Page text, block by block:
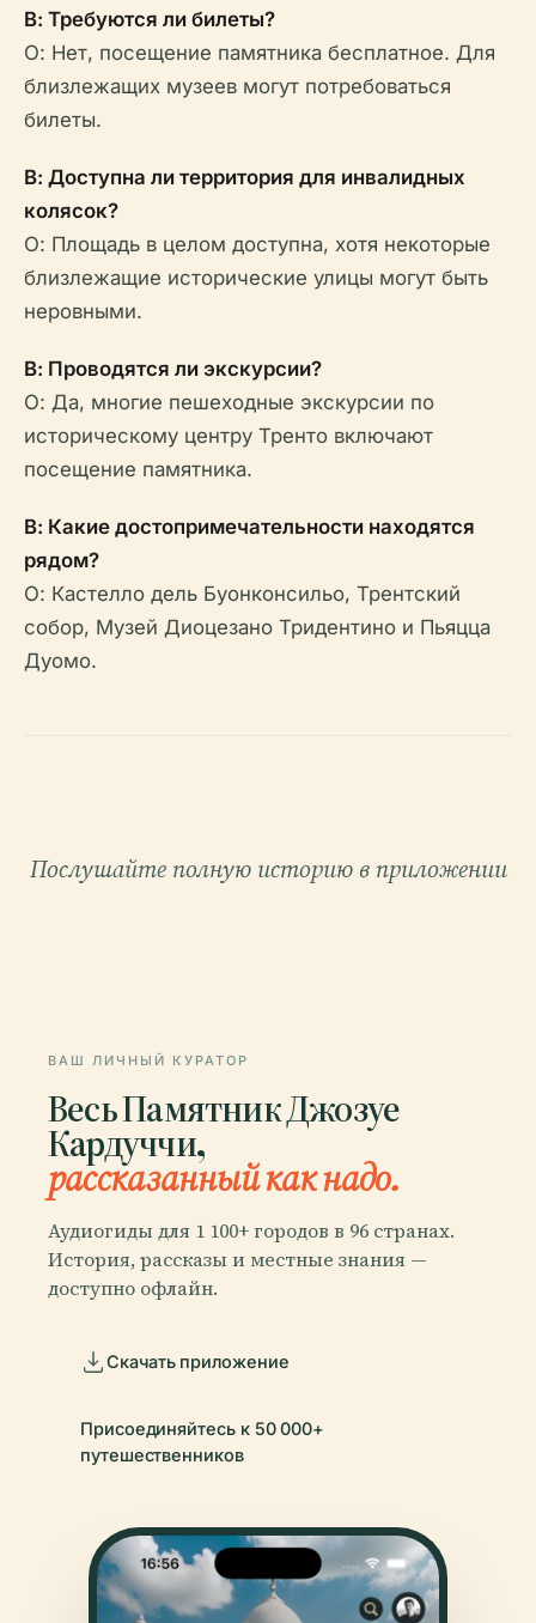
В: Требуются ли билеты?
О: Нет, посещение памятника бесплатное. Для
близлежащих музеев могут потребоваться
билеты.
В: Доступна ли территория для инвалидных
колясок?
О: Площадь в целом доступна, хотя некоторые
близлежащие исторические улицы могут быть
неровными.
В: Проводятся ли экскурсии?
О: Да, многие пешеходные экскурсии по
историческому центру Тренто включают
посещение памятника.
В: Какие достопримечательности находятся
рядом?
О: Кастелло дель Буонконсильо, Трентский
собор, Музей Диоцезано Тридентино и Пьяцца
Дуомо.
Послушайте полную историю в приложении
ВАШ ЛИЧНЫЙ КУРАТОР
Весь Памятник Джозуе
Кардуччи,
рассказанный как надо.
Аудиогиды для 1 100+ городов в 96 странах.
История, рассказы и местные знания —
доступно офлайн.
Скачать приложение
Присоединяйтесь к 50 000+
путешественников